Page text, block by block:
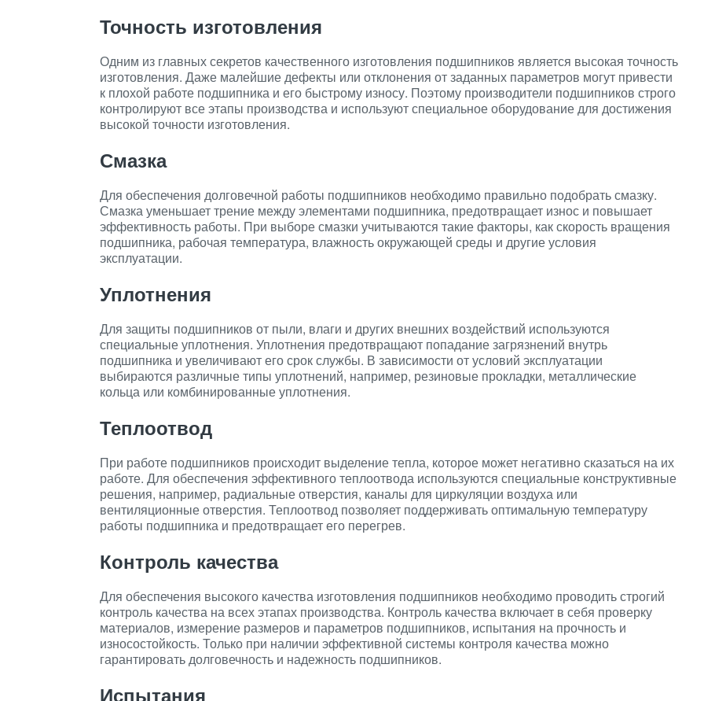
Точность изготовления
Одним из главных секретов качественного изготовления подшипников является высокая точность
изготовления. Даже малейшие дефекты или отклонения от заданных параметров могут привести
к плохой работе подшипника и его быстрому износу. Поэтому производители подшипников строго
контролируют все этапы производства и используют специальное оборудование для достижения
высокой точности изготовления.
Смазка
Для обеспечения долговечной работы подшипников необходимо правильно подобрать смазку.
Смазка уменьшает трение между элементами подшипника, предотвращает износ и повышает
эффективность работы. При выборе смазки учитываются такие факторы, как скорость вращения
подшипника, рабочая температура, влажность окружающей среды и другие условия
эксплуатации.
Уплотнения
Для защиты подшипников от пыли, влаги и других внешних воздействий используются
специальные уплотнения. Уплотнения предотвращают попадание загрязнений внутрь
подшипника и увеличивают его срок службы. В зависимости от условий эксплуатации
выбираются различные типы уплотнений, например, резиновые прокладки, металлические
кольца или комбинированные уплотнения.
Теплоотвод
При работе подшипников происходит выделение тепла, которое может негативно сказаться на их
работе. Для обеспечения эффективного теплоотвода используются специальные конструктивные
решения, например, радиальные отверстия, каналы для циркуляции воздуха или
вентиляционные отверстия. Теплоотвод позволяет поддерживать оптимальную температуру
работы подшипника и предотвращает его перегрев.
Контроль качества
Для обеспечения высокого качества изготовления подшипников необходимо проводить строгий
контроль качества на всех этапах производства. Контроль качества включает в себя проверку
материалов, измерение размеров и параметров подшипников, испытания на прочность и
износостойкость. Только при наличии эффективной системы контроля качества можно
гарантировать долговечность и надежность подшипников.
Испытания